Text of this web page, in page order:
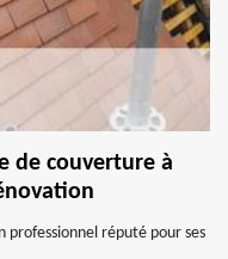
de couverture à
professionnel réputé pour ses